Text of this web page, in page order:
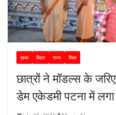
ख़बर बिहार राज्य शिक्षा
छात्रों ने मॉडल्स के
डेम एकेडमी पटना में लगा